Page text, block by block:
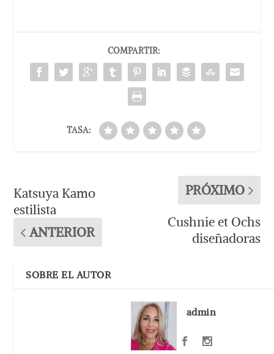
COMPARTIR:
TASA:
Katsuya Kamo
estilista
ANTERIOR
PRÓXIMO
Cushnie et Ochs
diseñadoras
SOBRE EL AUTOR
admin